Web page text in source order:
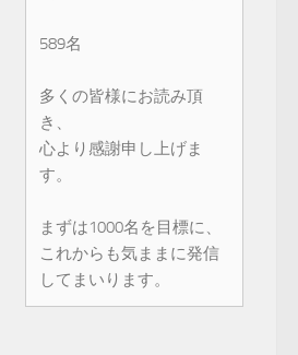
589名
多くの皆様にお読み頂
き、
心より感謝申し上げま
す。
まずは1000名を目標に、
これからも気ままに発信
してまいります。